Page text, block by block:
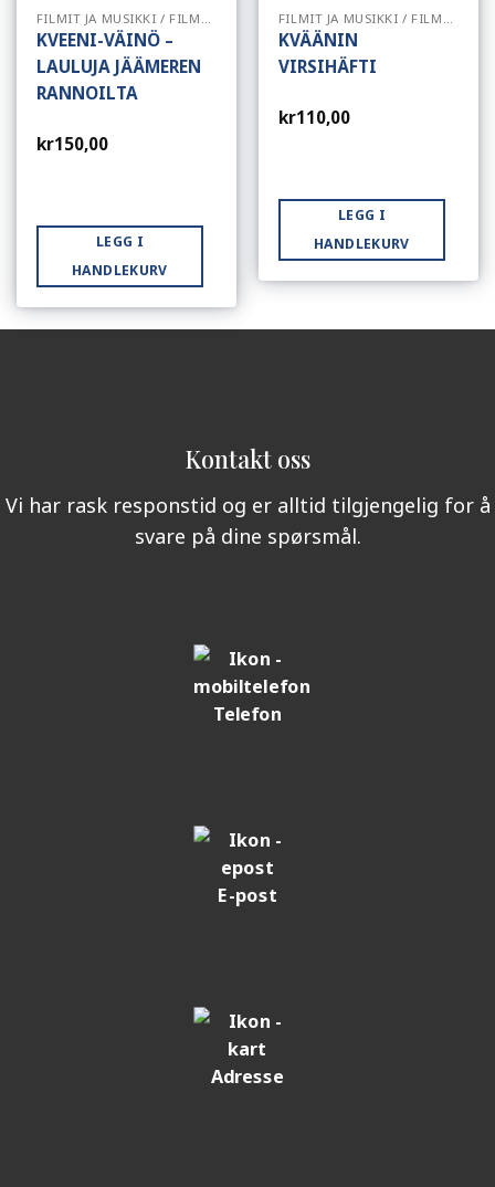
KVEENI-VÄINÖ –
LAULUJA JÄÄMEREN
RANNOILTA
kr150,00
LEGG I
HANDLEKURV
KVÄÄNIN
VIRSIHÄFTI
kr110,00
LEGG I
HANDLEKURV
Kontakt oss
Vi har rask responstid og er alltid tilgjengelig for å
svare på dine spørsmål.
Telefon
E-post
Adresse